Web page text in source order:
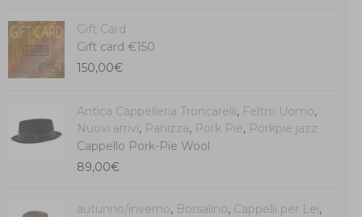
Gift Card
Gift card €150
150,00€
Antica Cappelleria Troncarelli, Feltro Uomo,
Nuovi arrivi, Panizza, Pork Pie, Porkpie jazz
Cappello Pork-Pie Wool
89,00€
autunno/inverno, Borsalino, Cappelli per Lei,